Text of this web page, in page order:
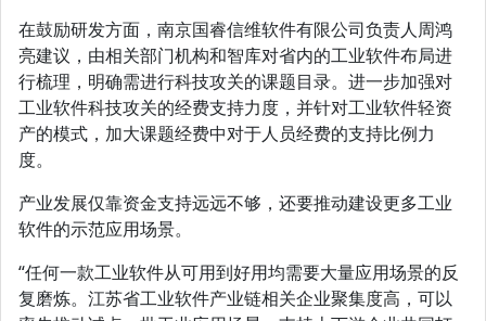
在鼓励研发方面，南京国睿信维软件有限公司负责人周鸿
亮建议，由相关部门机构和智库对省内的工业软件布局进
行梳理，明确需进行科技攻关的课题目录。进一步加强对
工业软件科技攻关的经费支持力度，并针对工业软件轻资
产的模式，加大课题经费中对于人员经费的支持比例力
度。
产业发展仅靠资金支持远远不够，还要推动建设更多工业
软件的示范应用场景。
“任何一款工业软件从可用到好用均需要大量应用场景的反
复磨炼。江苏省工业软件产业链相关企业聚集度高，可以